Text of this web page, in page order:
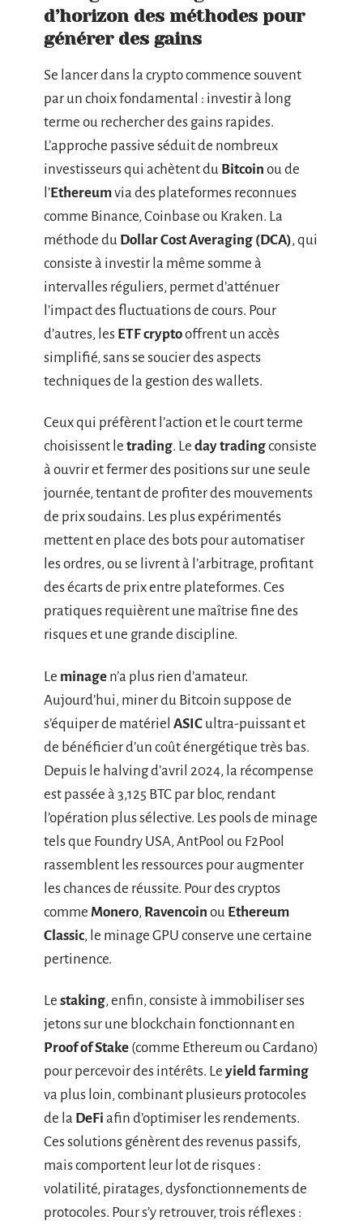
d’horizon des méthodes pour
générer des gains
Se lancer dans la crypto commence souvent
par un choix fondamental : investir à long
terme ou rechercher des gains rapides.
L’approche passive séduit de nombreux
investisseurs qui achètent du Bitcoin ou de
l’Ethereumvia des plateformes reconnues
comme Binance, Coinbase ou Kraken. La
méthode du Dollar Cost Averaging (DCA), qui
consiste à investir la même somme à
intervalles réguliers, permet d’atténuer
l’impact des fluctuations de cours. Pour
d’autres, les ETF cryptooffrent un accès
simplifié, sans se soucier des aspects
techniques de la gestion des wallets.
Ceux qui préfèrent l’action et le court terme
choisissent le trading. Le day tradingconsiste
à ouvrir et fermer des positions sur une seule
journée, tentant de profiter des mouvements
de prix soudains. Les plus expérimentés
mettent en place des bots pour automatiser
les ordres, ou se livrent à l’arbitrage, profitant
des écarts de prix entre plateformes. Ces
pratiques requièrent une maîtrise fine des
risques et une grande discipline.
Le minage n’a plus rien d’amateur.
Aujourd’hui, miner du Bitcoin suppose de
s’équiper de matériel ASIC ultra-puissant et
de bénéficier d’un coût énergétique très bas.
Depuis le halving d’avril 2024, la récompense
est passée à 3,125 BTC par bloc, rendant
l’opération plus sélective. Les pools de minage
tels que Foundry USA, AntPool ou F2Pool
rassemblent les ressources pour augmenter
les chances de réussite. Pour des cryptos
comme Monero, Ravencoin ou Ethereum
Classic, le minage GPU conserve une certaine
pertinence.
Le staking, enfin, consiste à immobiliser ses
jetons sur une blockchain fonctionnant en
Proof of Stake (comme Ethereum ou Cardano)
pour percevoir des intérêts. Le yield farming
va plus loin, combinant plusieurs protocoles
de la DeFi afin d’optimiser les rendements.
Ces solutions génèrent des revenus passifs,
mais comportent leur lot de risques :
volatilité, piratages, dysfonctionnements de
protocoles. Pour s’y retrouver, trois réflexes :